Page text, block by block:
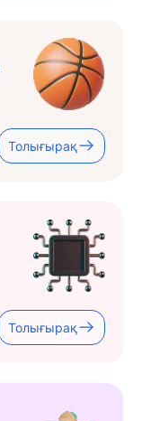
Толығырақ
Толығырақ